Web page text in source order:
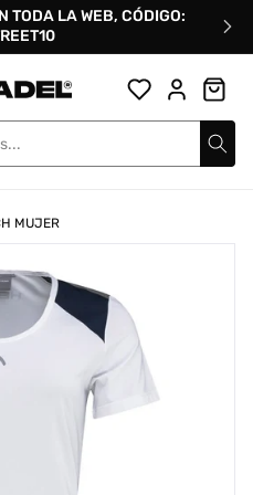
TODA LA WEB, CÓDIGO:
MUJER